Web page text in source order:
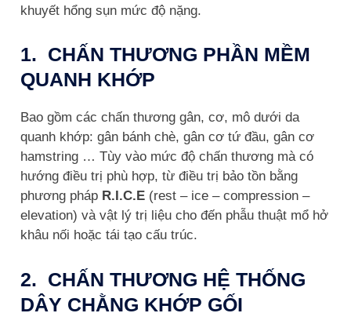
khuyết hổng sụn mức độ nặng.
1. CHẤN THƯƠNG PHẦN MỀM
QUANH KHỚP
Bao gồm các chấn thương gân, cơ, mô dưới da
quanh khớp: gân bánh chè, gân cơ tứ đầu, gân cơ
hamstring … Tùy vào mức độ chấn thương mà có
hướng điều trị phù hợp, từ điều trị bảo tồn bằng
phương pháp R.I.C.E (rest – ice – compression –
elevation) và vật lý trị liệu cho đến phẫu thuật mổ hở
khâu nối hoặc tái tạo cấu trúc.
2. CHẤN THƯƠNG HỆ THỐNG
DÂY CHẰNG KHỚP GỐI